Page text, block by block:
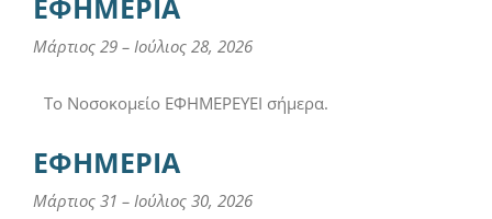
Μάρτιος 29 – Ιούλιος 28, 2026
Το Νοσοκομείο ΕΦΗΜΕΡΕΥΕΙ σήμερα.
ΕΦΗΜΕΡΙΑ
Μάρτιος 31 – Ιούλιος 30, 2026